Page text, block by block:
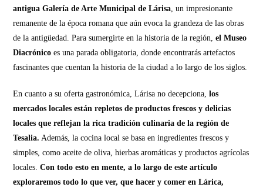
antigua Galería de Arte Municipal de Lárisa, un impresionante
remanente de la época romana que aún evoca la grandeza de las obras
de la antigüedad. Para sumergirte en la historia de la región,el Museo
Diacrónico es una parada obligatoria, donde encontrarás artefactos
fascinantes que cuentan la historia de la ciudad a lo largo de los siglos.
En cuanto a su oferta gastronómica, Lárisa no decepciona,los
mercados locales están repletos de productos frescos y delicias
locales que reflejan la rica tradición culinaria de la región de
Tesalia. Además, la cocina local se basa en ingredientes frescos y
simples, como aceite de oliva, hierbas aromáticas y productos agrícolas
locales.Con todo esto en mente, a lo largo de este artículo
exploraremos todo lo que ver, que hacer y comer en Lárica,